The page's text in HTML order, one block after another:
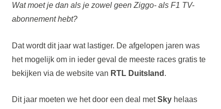
Wat moet je dan als je zowel geen Ziggo- als F1 TV-
abonnement hebt?
Dat wordt dit jaar wat lastiger. De afgelopen jaren was
het mogelijk om in ieder geval de meeste races gratis te
bekijken via de website van RTL Duitsland .
Dit jaar moeten we het door een deal metSkyhelaas